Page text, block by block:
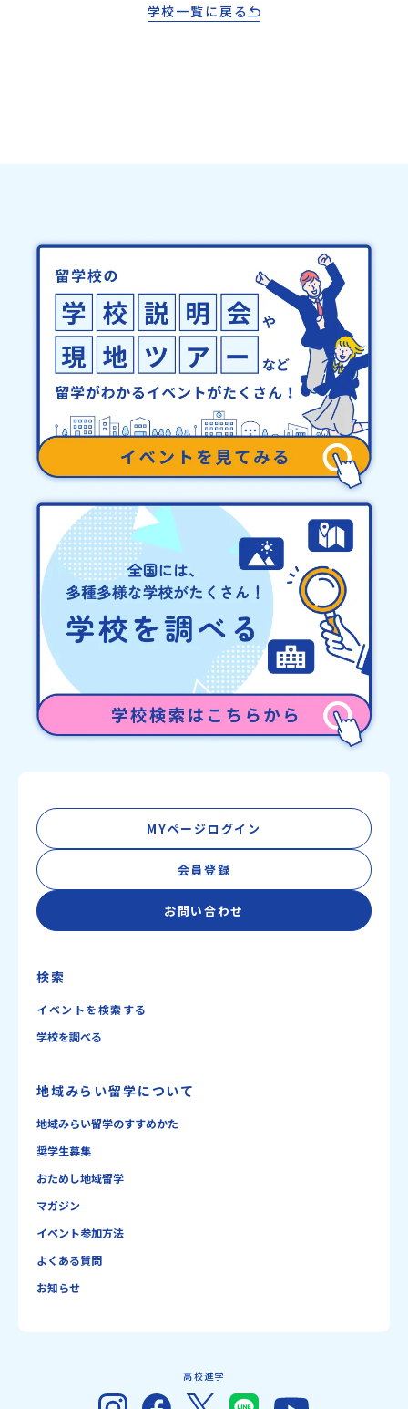
学校一覧に戻る
MYページログイン
会員登録
お問い合わせ
検索
イベントを検索する
学校を調べる
地域みらい留学について
地域みらい留学のすすめかた
奨学生募集
おためし地域留学
マガジン
イベント参加方法
よくある質問
お知らせ
高校進学